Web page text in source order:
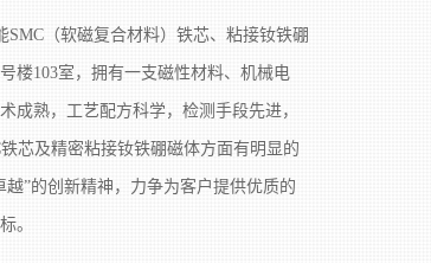
（软磁复合材料）铁芯、粘接钕铁硼
楼103室，拥有一支磁性材料、机械电
成熟，工艺配方科学，检测手段先进，
芯及精密粘接钕铁硼磁体方面有明显的
”的创新精神，力争为客户提供优质的
。